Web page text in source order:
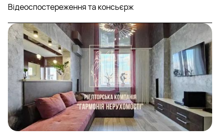
Відеоспостереження та консьєрж